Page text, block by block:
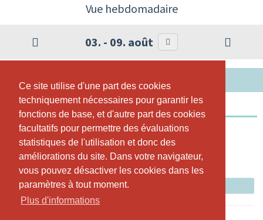
Ce site utilise d'une part des cookies
techniquement nécessaires pour garantir les
fonctions de base, et d'autre part des cookies
facultatifs pour permettre des évaluations
statistiques de l'utilisation et donc des
améliorations du site. Dans votre navigateur,
vous pouvez désactiver les cookies dans les
paramètres à tout moment.
Plus d'informations
Ce site utilise d'une part des cookies
techniquement nécessaires pour garantir les
fonctions de base, et d'autre part des cookies
facultatifs pour permettre des évaluations
statistiques de l'utilisation et donc des
améliorations du site. Dans votre navigateur,
vous pouvez désactiver les cookies dans les
paramètres à tout moment.
Plus d'informations
Vue hebdomadaire
03. - 09. août
JEUDI, 06.08.2026
Schwangerschaftsyoga
10:10 - 11:10
Aquafit Sursee
Réserver maintenant